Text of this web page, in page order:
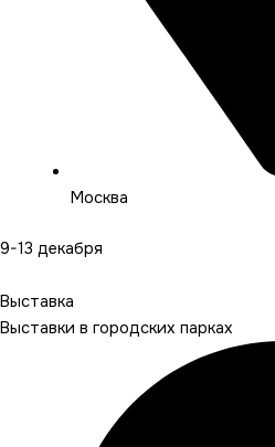
Москва
9-13 декабря
Выставка
Выставки в городских парках